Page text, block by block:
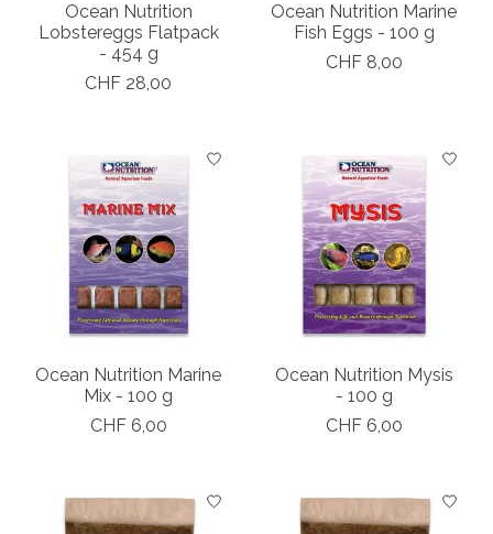
Ocean Nutrition
Lobstereggs Flatpack
- 454 g
CHF 28,00
Ocean Nutrition Marine
Fish Eggs - 100 g
CHF 8,00
Ocean Nutrition Marine
Mix - 100 g
CHF 6,00
Ocean Nutrition Mysis
- 100 g
CHF 6,00